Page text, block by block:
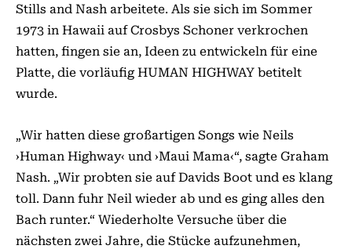
Stills and Nash arbeitete. Als sie sich im Sommer
1973 in Hawaii auf Crosbys Schoner verkrochen
hatten, fingen sie an, Ideen zu entwickeln für eine
Platte, die vorläufig HUMAN HIGHWAY betitelt
wurde.
„Wir hatten diese großartigen Songs wie Neils
›Human Highway‹ und ›Maui Mama‹“, sagte Graham
Nash. „Wir probten sie auf Davids Boot und es klang
toll. Dann fuhr Neil wieder ab und es ging alles den
Bach runter.“ Wiederholte Versuche über die
nächsten zwei Jahre, die Stücke aufzunehmen,